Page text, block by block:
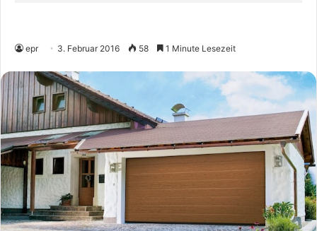
epr 3. Februar 2016 58 1 Minute Lesezeit